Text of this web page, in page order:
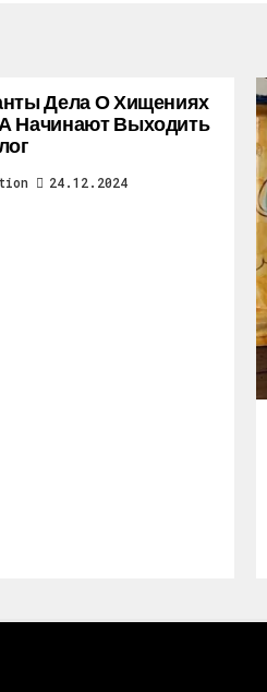
Дела О Хищениях
Начинают Выходить
24.12.2024